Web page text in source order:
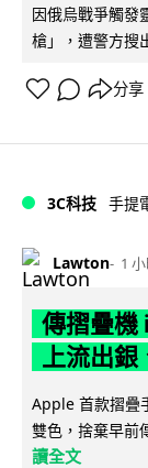
因俄烏戰爭觸發
槍」，遭警方搜
分享
3C科技 手提
Lawton 1
傳摺疊機
上流出
Apple 首款摺疊
雙色，捨棄早前
讀全文